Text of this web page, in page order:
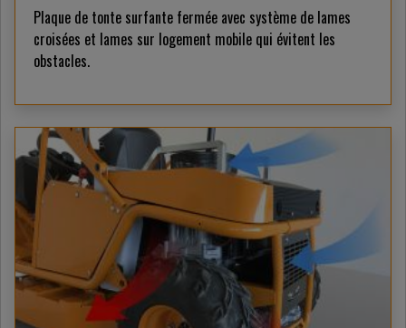
Plaque de tonte surfante fermée avec système de lames
croisées et lames sur logement mobile qui évitent les
obstacles.